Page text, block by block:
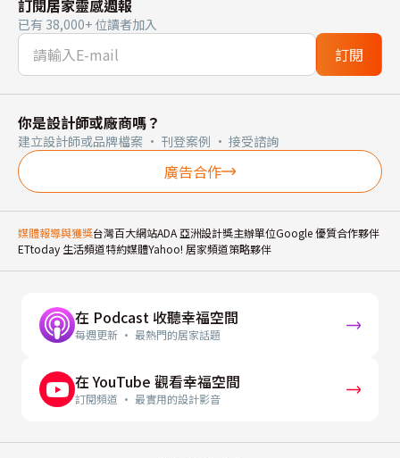
訂閱居家靈感週報
已有 38,000+ 位讀者加入
訂閱
你是設計師或廠商嗎？
建立設計師或品牌檔案 · 刊登案例 · 接受諮詢
廣告合作
媒體報導與獲獎台灣百大網站ADA 亞洲設計獎主辦單位Google 優質合作夥伴
ETtoday 生活頻道特約媒體Yahoo! 居家頻道策略夥伴
在 Podcast 收聽幸福空間
每週更新 · 最熱門的居家話題
在 YouTube 觀看幸福空間
訂閱頻道 · 最實用的設計影音